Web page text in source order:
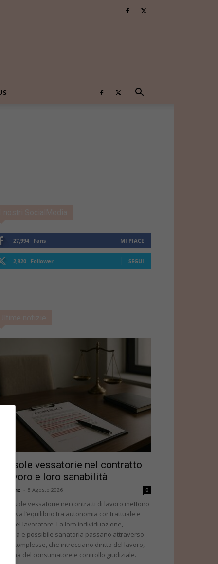
27,994 Fans MI PIACE
2,820 Follower SEGUI
vessatorie nel contratto
lavoro e loro sanabilità
8 Agosto 2026 0
clausole vessatorie nei contratti di lavoro mettono
prova l’equilibrio tra autonomia contrattuale e
del lavoratore. La loro individuazione,
e possibile sanatoria passano attraverso
complesse, che intrecciano diritto del lavoro,
del consumatore e controllo giudiziale.